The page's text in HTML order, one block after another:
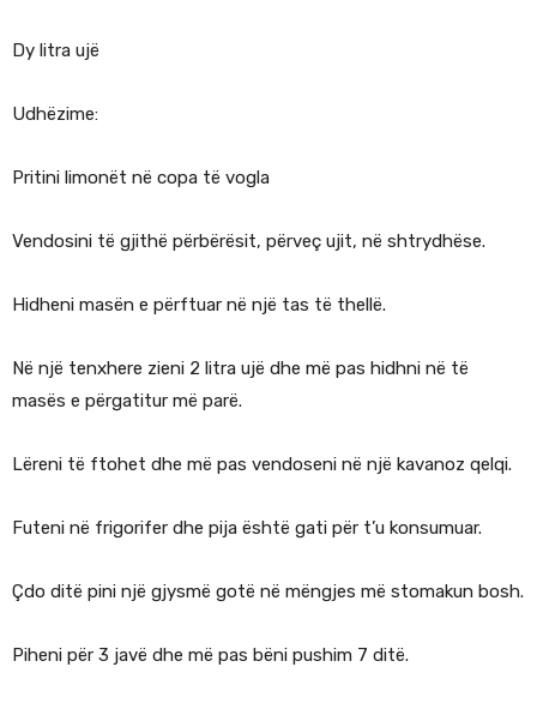
Dy litra ujë
Udhëzime:
Pritini limonët në copa të vogla
Vendosini të gjithë përbërësit, përveç ujit, në shtrydhëse.
Hidheni masën e përftuar në një tas të thellë.
Në një tenxhere zieni 2 litra ujë dhe më pas hidhni në të
masës e përgatitur më parë.
Lëreni të ftohet dhe më pas vendoseni në një kavanoz qelqi.
Futeni në frigorifer dhe pija është gati për t’u konsumuar.
Çdo ditë pini një gjysmë gotë në mëngjes më stomakun bosh.
Piheni për 3 javë dhe më pas bëni pushim 7 ditë.